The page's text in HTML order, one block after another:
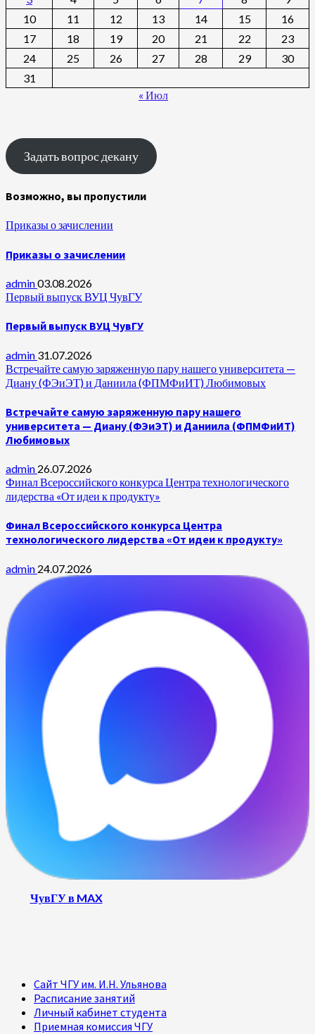
10
11 12 13 14 15
16
17
18 19 20 21 22
23
24
25 26 27 28 29
30
31
« Июл
Задать вопрос декану
Возможно, вы пропустили
Приказы о зачислении
Приказы о зачислении
admin03.08.2026
Первый выпуск ВУЦ ЧувГУ
Первый выпуск ВУЦ ЧувГУ
admin 31.07.2026
Встречайте самую заряженную пару нашего университета —
Диану (ФЭиЭТ) и Даниила (ФПМФиИТ) Любимовых
Встречайте самую заряженную пару нашего
университета — Диану (ФЭиЭТ) и Даниила (ФПМФиИТ)
Любимовых
admin 26.07.2026
Финал Всероссийского конкурса Центра технологического
лидерства «От идеи к продукту»
Финал Всероссийского конкурса Центра
технологического лидерства «От идеи к продукту»
admin 24.07.2026
ЧувГУ в MAX
Сайт ЧГУ им. И.Н. Ульянова
Расписание занятий
Личный кабинет студента
Приемная комиссия ЧГУ